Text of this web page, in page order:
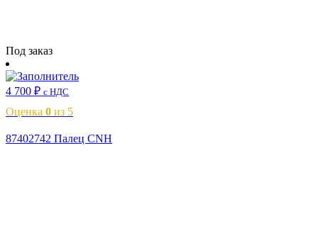
Под заказ
4 700 ₽ с НДС
Оценка 0 из 5
87402742 Палец CNH